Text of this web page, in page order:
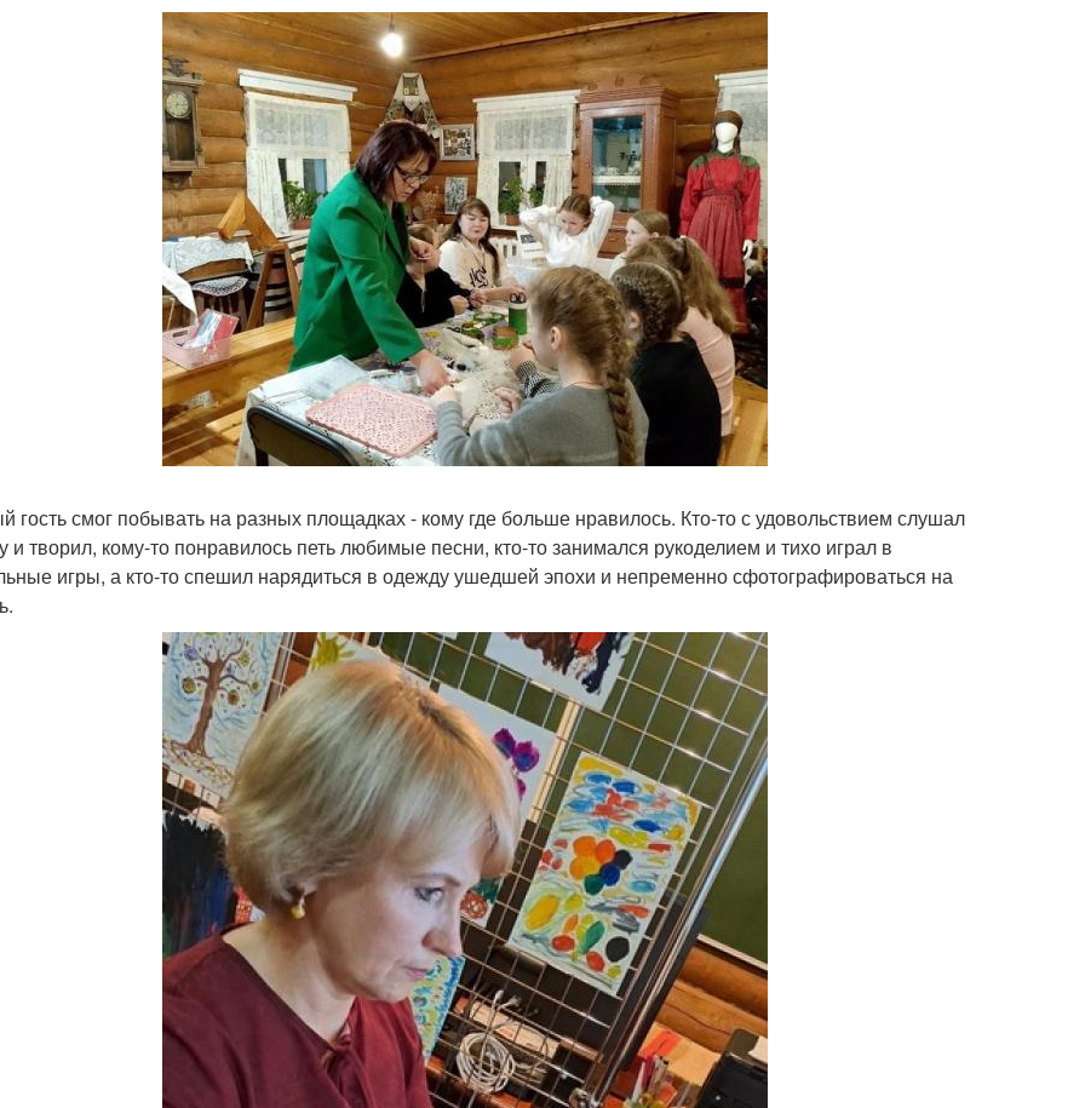
гость смог побывать на разных площадках - кому где больше нравилось. Кто-то с удовольствием слушал
и творил, кому-то понравилось петь любимые песни, кто-то занимался рукоделием и тихо играл в
игры, а кто-то спешил нарядиться в одежду ушедшей эпохи и непременно сфотографироваться на